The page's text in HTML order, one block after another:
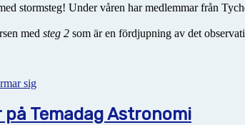
stormsteg! Under våren har medlemmar från
med steg 2 som är en fördjupning av det
sig
Temadag Astronomi